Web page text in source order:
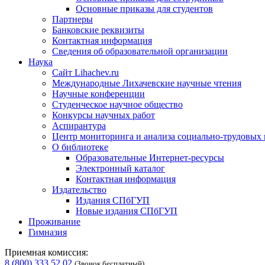
Основные приказы для студентов
Партнеры
Банковские реквизиты
Контактная информация
Сведения об образовательной организации
Наука
Сайт Lihachev.ru
Международные Лихачевские научные чтения
Научные конференции
Студенческое научное общество
Конкурсы научных работ
Аспирантура
Центр мониторинга и анализа социально-трудовых
О библиотеке
Образовательные Интернет-ресурсы
Электронный каталог
Контактная информация
Издательство
Издания СПбГУП
Новые издания СПбГУП
Проживание
Гимназия
Приемная комиссия:
8 (800) 333 52 02